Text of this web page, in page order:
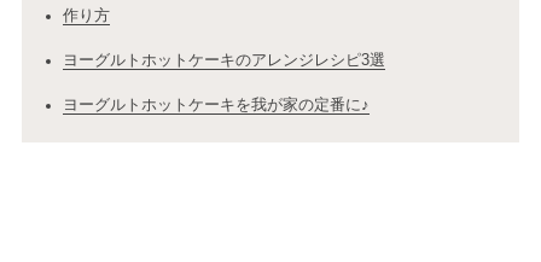
作り方
ヨーグルトホットケーキのアレンジレシピ3選
ヨーグルトホットケーキを我が家の定番に♪